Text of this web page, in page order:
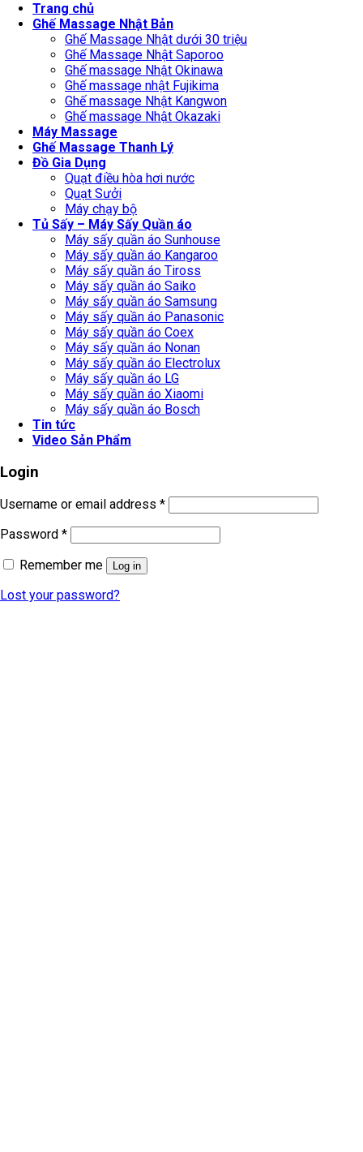
Trang chủ
Ghế Massage Nhật Bản
Ghế Massage Nhật dưới 30 triệu
Ghế Massage Nhật Saporoo
Ghế massage Nhật Okinawa
Ghế massage nhật Fujikima
Ghế massage Nhật Kangwon
Ghế massage Nhật Okazaki
Máy Massage
Ghế Massage Thanh Lý
Đồ Gia Dụng
Quạt điều hòa hơi nước
Quạt Sưởi
Máy chạy bộ
Tủ Sấy – Máy Sấy Quần áo
Máy sấy quần áo Sunhouse
Máy sấy quần áo Kangaroo
Máy sấy quần áo Tiross
Máy sấy quần áo Saiko
Máy sấy quần áo Samsung
Máy sấy quần áo Panasonic
Máy sấy quần áo Coex
Máy sấy quần áo Nonan
Máy sấy quần áo Electrolux
Máy sấy quần áo LG
Máy sấy quần áo Xiaomi
Máy sấy quần áo Bosch
Tin tức
Video Sản Phẩm
Login
Username or email address *
Password *
Remember me
Log in
Lost your password?